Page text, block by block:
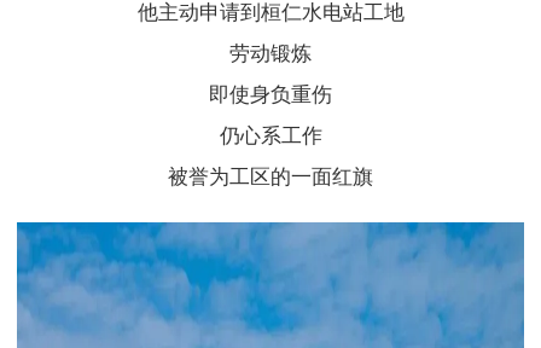
他主动申请到 桓仁水电站工地
劳动锻炼
即使身负重伤
仍心系工作
被誉为工区的一面红旗